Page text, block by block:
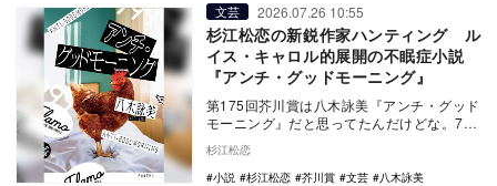
文芸 2026.07.26 10:55
杉江松恋の新鋭作家ハンティング ル
イス・キャロル的展開の不眠症小説
『アンチ・グッドモーニング』
第175回芥川賞は八木詠美『アンチ・グッド
モーニング』だと思ってたんだけどな。7月
15日に行われた選考会では、既報のとおり
『ゾン…
杉江松恋
小説
杉江松恋 芥川賞 文芸 八木詠美